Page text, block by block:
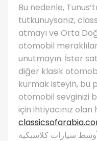
Bu nedenle,
tutkunuysanız,
atmayı ve Orta
otomobil
unutmayın. İster
diğer klasik
kurmak isteyin, bu
otomobil sevginizi
için ihtiyacınız
سيارات كلاسيكية